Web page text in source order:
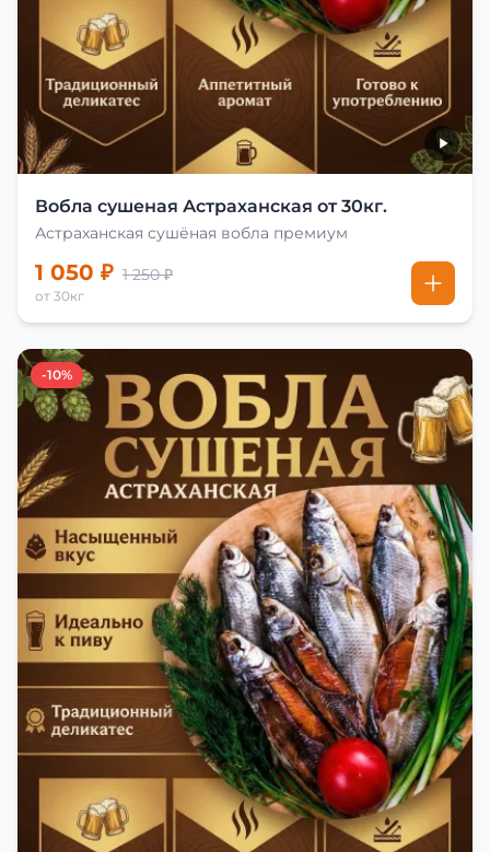
Вобла сушеная Астраханская от 30кг.
Астраханская сушёная вобла премиум
1 050 ₽ 1 250 ₽
от 30кг
-10%